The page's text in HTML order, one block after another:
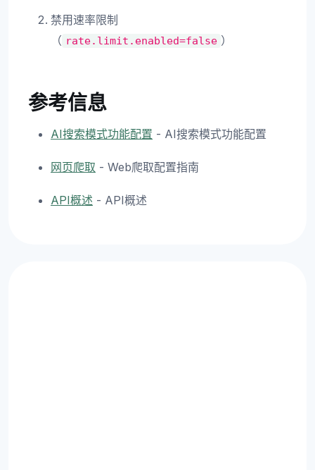
禁用速率限制
（ rate.limit.enabled=false ）
参考信息
AI搜索模式功能配置 - AI搜索模式功能配置
网页爬取 - Web爬取配置指南
API概述 - API概述